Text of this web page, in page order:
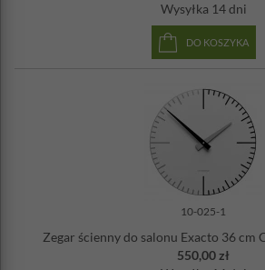
Wysyłka 14 dni
DO KOSZYKA
10-025-1
Zegar ścienny do salonu Exacto 36 cm
550,00 zł